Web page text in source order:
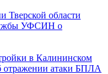
Тверской области
УФСИН о
в Калининском
отражении атаки БПЛА